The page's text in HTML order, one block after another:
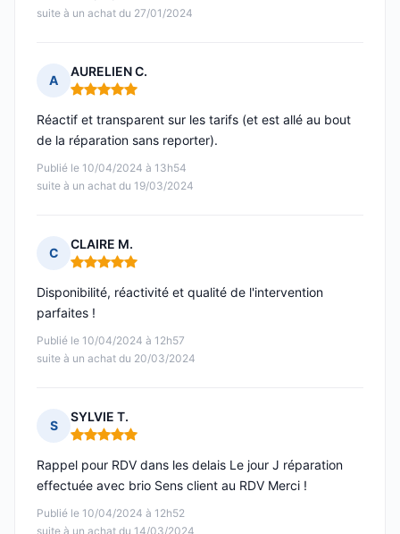
suite à un achat du 27/01/2024
A
AURELIEN C.
Note : 5 sur 5
Publié le 10/04/2024 à 13h54
suite à un achat du 19/03/2024
Réactif et transparent sur les tarifs (et est allé au bout
de la réparation sans reporter).
C
CLAIRE M.
Note : 5 sur 5
Publié le 10/04/2024 à 12h57
suite à un achat du 20/03/2024
Disponibilité, réactivité et qualité de l'intervention
parfaites !
S
SYLVIE T.
Note : 5 sur 5
Publié le 10/04/2024 à 12h52
suite à un achat du 14/03/2024
Rappel pour RDV dans les delais Le jour J réparation
effectuée avec brio Sens client au RDV Merci !